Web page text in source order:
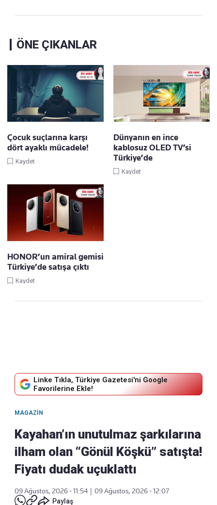
ÖNE ÇIKANLAR
Çocuk suçlarına karşı
dört ayaklı mücadele!
Kaydet
Dünyanın en ince
kablosuz OLED TV’si
Türkiye’de
Kaydet
HONOR’un amiral gemisi
Türkiye’de satışa çıktı
Kaydet
Linke Tıkla, Türkiye Gazetesi'ni Google
Favorilerine Ekle!
MAGAZIN
Kayahan’ın unutulmaz şarkılarına
ilham olan “Gönül Köşkü” satışta!
Fiyatı dudak uçuklattı
09 Ağustos, 2026 - 11:54
09 Ağustos, 2026 - 12:07
Paylaş